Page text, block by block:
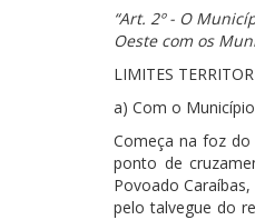
“Art. 2º - O
Oeste com os
LIMITES
a) Com o Município
Começa na foz
ponto de
Povoado
pelo talvegue do